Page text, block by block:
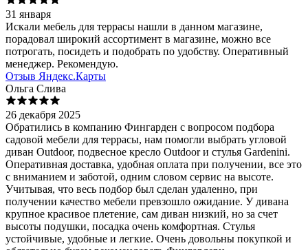
31 января
Искали мебель для террасы нашли в данном магазине,
порадовал широкий ассортимент в магазине, можно все
потрогать, посидеть и подобрать по удобству. Оперативный
менеджер. Рекомендую.
Отзыв Яндекс.Карты
Ольга Слива
26 декабря 2025
Обратились в компанию Фингарден с вопросом подбора
садовой мебели для террасы, нам помогли выбрать угловой
диван Outdoor, подвесное кресло Outdoor и стулья Gardenini.
Оперативная доставка, удобная оплата при получении, все это
с вниманием и заботой, одним словом сервис на высоте.
Учитывая, что весь подбор был сделан удаленно, при
получении качество мебели превзошло ожидание. У дивана
крупное красивое плетение, сам диван низкий, но за счет
высоты подушки, посадка очень комфортная. Стулья
устойчивые, удобные и легкие. Очень довольны покупкой и